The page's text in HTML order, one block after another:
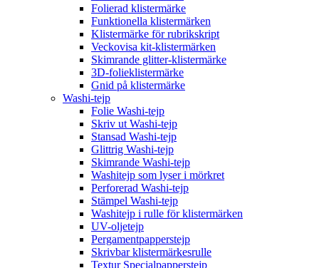
Folierad klistermärke
Funktionella klistermärken
Klistermärke för rubrikskript
Veckovisa kit-klistermärken
Skimrande glitter-klistermärke
3D-folieklistermärke
Gnid på klistermärke
Washi-tejp
Folie Washi-tejp
Skriv ut Washi-tejp
Stansad Washi-tejp
Glittrig Washi-tejp
Skimrande Washi-tejp
Washitejp som lyser i mörkret
Perforerad Washi-tejp
Stämpel Washi-tejp
Washitejp i rulle för klistermärken
UV-oljetejp
Pergamentpapperstejp
Skrivbar klistermärkesrulle
Textur Specialpapperstejp